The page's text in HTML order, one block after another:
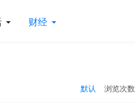
财经
默认 浏览次数